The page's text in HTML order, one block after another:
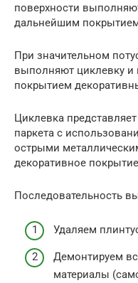
поверхности
дальнейшим
При значительном
выполняют циклевку
покрытием
Циклевка
паркета с
острыми
декоративное
Последовательность
Удаляем
Демонтируем
материалы